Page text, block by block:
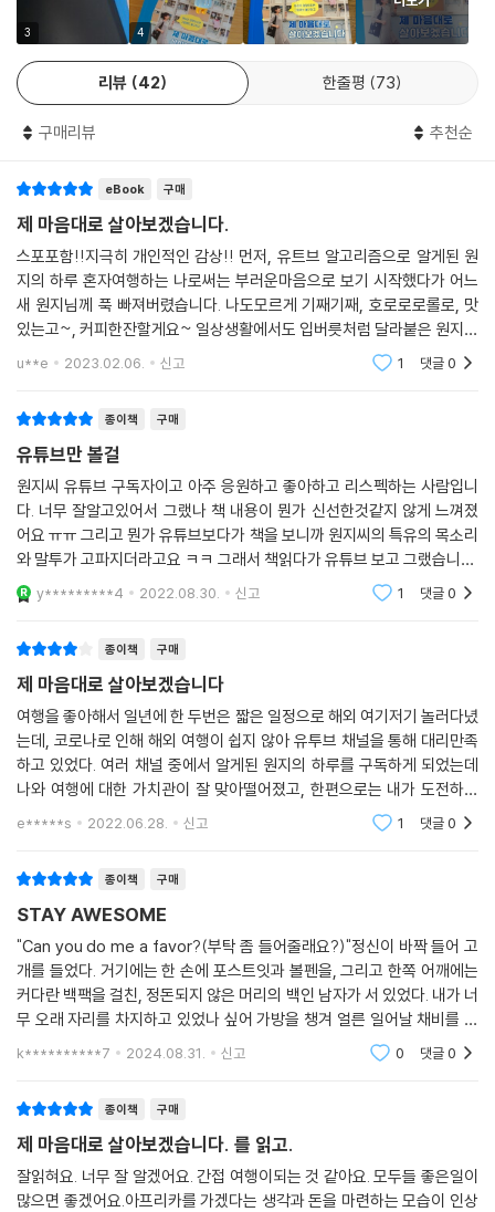
다방면으로 활약하고 있다. 그야말로 ‘여행이 일상이 되고, 일상이 여행이
되는 삶’이다. 이 같은 삶을 한 번쯤 꿈꿔봤다면 『제 마음대로 살아보겠습
니다』는 큰 힌트가 되어줄 것이다.
3 4
리뷰 42 한줄평 73
구매리뷰 추천순
eBook 구매
제 마음대로 살아보겠습니다.
스포포함!!지극히 개인적인 감상!! 먼저, 유트브 알고리즘으로 알게된 원
지의 하루 혼자여행하는 나로써는 부러운마음으로 보기 시작했다가 어느
새 원지님께 푹 빠져버렸습니다. 나도모르게 기째기째, 호로로로롤로, 맛
있는고~, 커피한잔할게요~ 일상생활에서도 입버릇처럼 달라붙은 원지님
의 말투 책이 있다는걸 알았을때, 처음에는 책까지 읽어야 할까? 했지만
u**e 2023.02.06. 신고 1 댓글0
종이책 구매
유튜브만 볼걸
원지씨 유튜브 구독자이고 아주 응원하고 좋아하고 리스펙하는 사람입니
다. 너무 잘알고있어서 그랬나 책 내용이 뭔가 신선한것같지 않게 느껴졌
어요 ㅠㅠ 그리고 뭔가 유튜브보다가 책을 보니까 원지씨의 특유의 목소리
와 말투가 고파지더라고요 ㅋㅋ 그래서 책읽다가 유튜브 보고 그랬습니다.
여하튼 원지씨 건강하시고 앞으로 더욱더 마음대로 사시길바랄게요 ㅎㅎ
영상 자주 올려주세
y*********4 2022.08.30. 신고 1 댓글0
종이책 구매
제 마음대로 살아보겠습니다
여행을 좋아해서 일년에 한 두번은 짧은 일정으로 해외 여기저기 놀러다녔
는데, 코로나로 인해 해외 여행이 쉽지 않아 유투브 채널을 통해 대리만족
하고 있었다. 여러 채널 중에서 알게된 원지의 하루를 구독하게 되었는데
나와 여행에 대한 가치관이 잘 맞아떨어졌고, 한편으로는 내가 도전하지
못하는 다양한 분야나 닥친 상황에서 해결하는 방안에서 배울 점이 많았
e*****s 2022.06.28. 신고 1 댓글0
종이책 구매
STAY AWESOME
"Can you do me a favor?(부탁 좀 들어줄래요?)"정신이 바짝 들어 고
개를 들었다. 거기에는 한 손에 포스트잇과 볼펜을, 그리고 한쪽 어깨에는
커다란 백팩을 걸친, 정돈되지 않은 머리의 백인 남자가 서 있었다. 내가 너
무 오래 자리를 차지하고 있었나 싶어 가방을 챙겨 얼른 일어날 채비를 했
다. 그러자 그는 노란 포스트잇에 무언가를 적고서 나에게 건넸다. 거기엔
k**********7 2024.08.31. 신고 0 댓글0
종이책 구매
제 마음대로 살아보겠습니다. 를 읽고.
잘읽혀요. 너무 잘 알겠어요. 간접 여행이되는 것 같아요. 모두들 좋은일이
많으면 좋겠어요.아프리카를 가겠다는 생각과 돈을 마련하는 모습이 인상